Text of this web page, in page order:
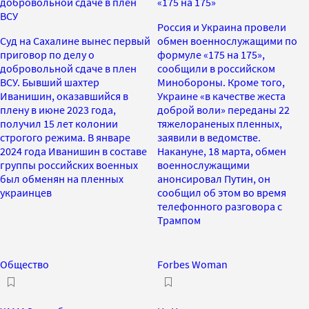
ВСУ
Суд на Сахалине вынес первый
приговор по делу о
добровольной сдаче в плен
ВСУ. Бывший шахтер
Иванишин, оказавшийся в
плену в июне 2023 года,
получил 15 лет колонии
строгого режима. В январе
2024 года Иванишин в составе
группы российских военных
был обменян на пленных
украинцев
Россия и Украина провели
обмен военнослужащими по
формуле «175 на 175»,
сообщили в российском
Минобороны. Кроме того,
Украине «в качестве жеста
доброй воли» переданы 22
тяжелораненых пленных,
заявили в ведомстве.
Накануне, 18 марта, обмен
военнослужащими
анонсировал Путин, он
сообщил об этом во время
телефонного разговора с
Трампом
Общество Forbes Woman